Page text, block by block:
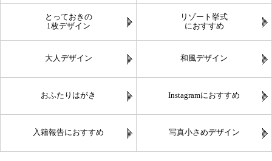
とっておきの
1枚デザイン
リゾート挙式
におすすめ
大人デザイン 和風デザイン
おふたりはがき Instagramにおすすめ
入籍報告におすすめ 写真小さめデザイン